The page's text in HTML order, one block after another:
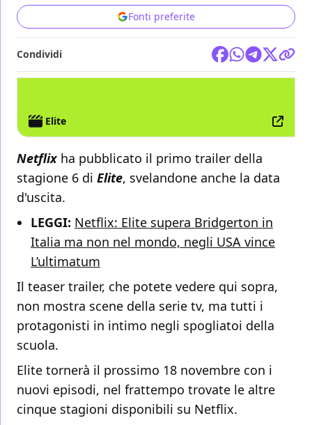
Fonti preferite
Condividi
Elite
Netflixha pubblicato il primo trailer della
stagione 6 di Elite, svelandone anche la data
d'uscita.
LEGGI: Netflix: Elite supera Bridgerton in
Italia ma non nel mondo, negli USA vince
L’ultimatum
Il teaser trailer, che potete vedere qui sopra,
non mostra scene della serie tv, ma tutti i
protagonisti in intimo negli spogliatoi della
scuola.
Elite tornerà il prossimo 18 novembre con i
nuovi episodi, nel frattempo trovate le altre
cinque stagioni disponibili su Netflix.